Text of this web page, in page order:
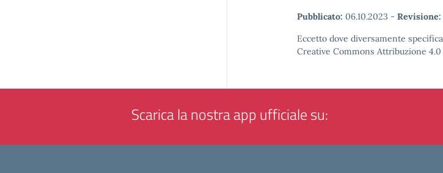
Pubblicato: 06.10.2023 - Revisione:
Eccetto dove diversamente
Creative Commons Attribuzione 4.0
Scarica la nostra app ufficiale su: